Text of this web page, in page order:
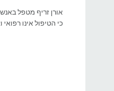
כי הטיפול אינו רפואי